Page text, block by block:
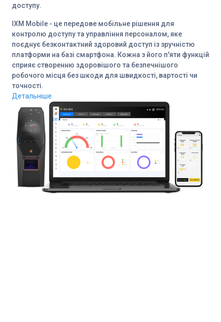
доступу.
IXM Mobile - це передове мобільне рішення для
контролю доступу та управління персоналом, яке
поєднує безконтактний здоровий доступ із зручністю
платформи на базі смартфона. Кожна з його п'яти функцій
сприяє створенню здоровішого та безпечнішого
робочого місця без шкоди для швидкості, вартості чи
точності.
Детальніше